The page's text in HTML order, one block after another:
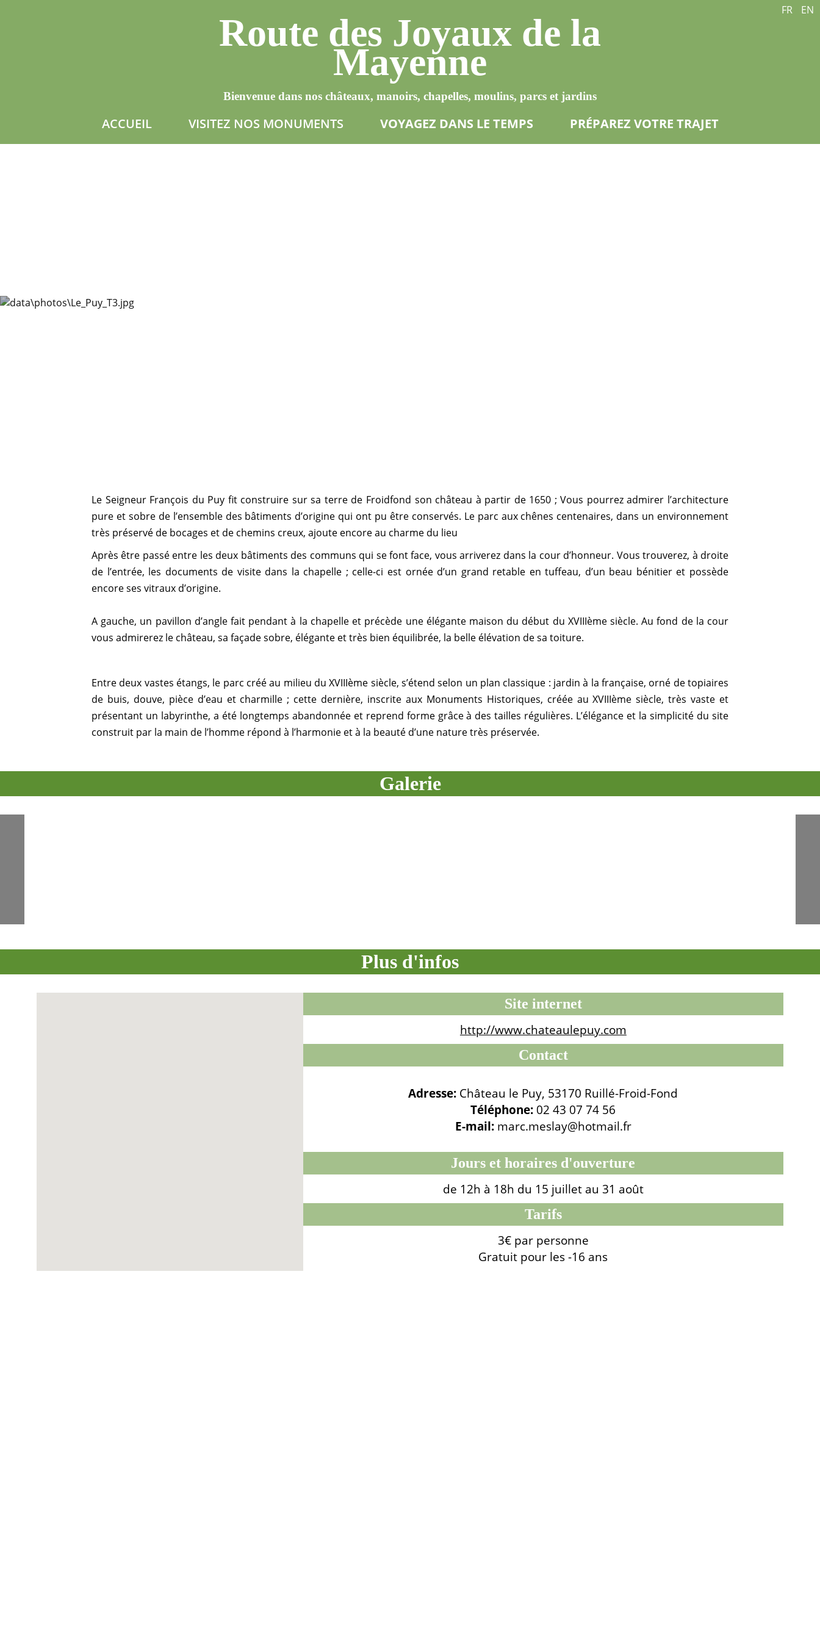
Route des Joyaux de la
Mayenne
Bienvenue dans nos châteaux, manoirs, chapelles, moulins, parcs et jardins
FR EN
ACCUEIL VISITEZ NOS MONUMENTS VOYAGEZ DANS LE TEMPS PRÉPAREZ VOTRE TRAJET
Le Seigneur François du Puy fit construire sur sa terre de Froidfond son château à partir de 1650 ; Vous pourrez admirer l’architecture
pure et sobre de l’ensemble des bâtiments d’origine qui ont pu être conservés. Le parc aux chênes centenaires, dans un environnement
très préservé de bocages et de chemins creux, ajoute encore au charme du lieu
Après être passé entre les deux bâtiments des communs qui se font face, vous arriverez dans la cour d’honneur. Vous trouverez, à droite
de l’entrée, les documents de visite dans la chapelle ; celle-ci est ornée d’un grand retable en tuffeau, d’un beau bénitier et possède
encore ses vitraux d’origine.
A gauche, un pavillon d’angle fait pendant à la chapelle et précède une élégante maison du début du XVIIIème siècle. Au fond de la cour
vous admirerez le château, sa façade sobre, élégante et très bien équilibrée, la belle élévation de sa toiture.
Entre deux vastes étangs, le parc créé au milieu du XVIIIème siècle, s’étend selon un plan classique : jardin à la française, orné de topiaires
de buis, douve, pièce d’eau et charmille ; cette dernière, inscrite aux Monuments Historiques, créée au XVIIIème siècle, très vaste et
présentant un labyrinthe, a été longtemps abandonnée et reprend forme grâce à des tailles régulières. L’élégance et la simplicité du site
construit par la main de l’homme répond à l’harmonie et à la beauté d’une nature très préservée.
Galerie
Plus d'infos
Site internet
http://www.chateaulepuy.com
Contact
Adresse: Château le Puy, 53170 Ruillé-Froid-Fond
Téléphone: 02 43 07 74 56
E-mail: marc.meslay@hotmail.fr
Jours et horaires d'ouverture
de 12h à 18h du 15 juillet au 31 août
Tarifs
3€ par personne
Gratuit pour les -16 ans